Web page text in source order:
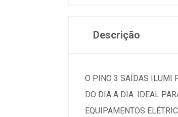
Descrição
O PINO 3 SAÍDAS ILUMI
DO DIA A DIA. IDEAL
EQUIPAMENTOS